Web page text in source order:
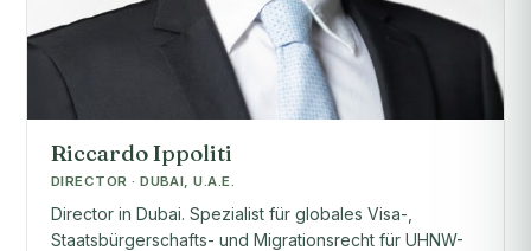
Riccardo Ippoliti
DIRECTOR · DUBAI, U.A.E.
Director in Dubai. Spezialist für globales Visa-,
Staatsbürgerschafts- und Migrationsrecht für UHNW-